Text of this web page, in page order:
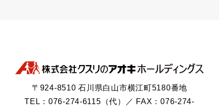
〒924-8510 石川県白山市横江町5180番地
TEL：076-274-6115（代）／ FAX：076-274-